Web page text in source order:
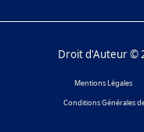
Droit d'Auteur ©
Mentions Légales
Conditions Générales